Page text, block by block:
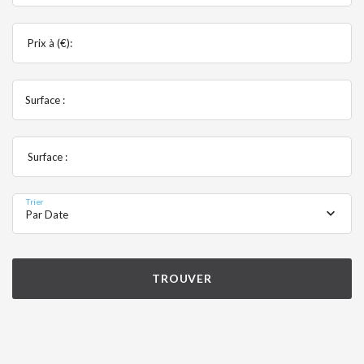
Prix à (€):
Surface :
Surface :
Trier
Par Date
TROUVER